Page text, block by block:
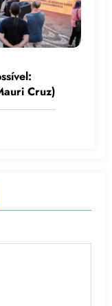
Cruz)